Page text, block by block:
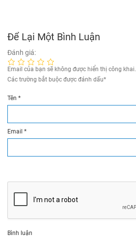
Để Lại Một Bình Luận
Đánh giá:
Email của bạn sẽ không được hiển thị công khai.
Các trường bắt buộc được đánh dấu*
Tên *
Email *
Bình luận